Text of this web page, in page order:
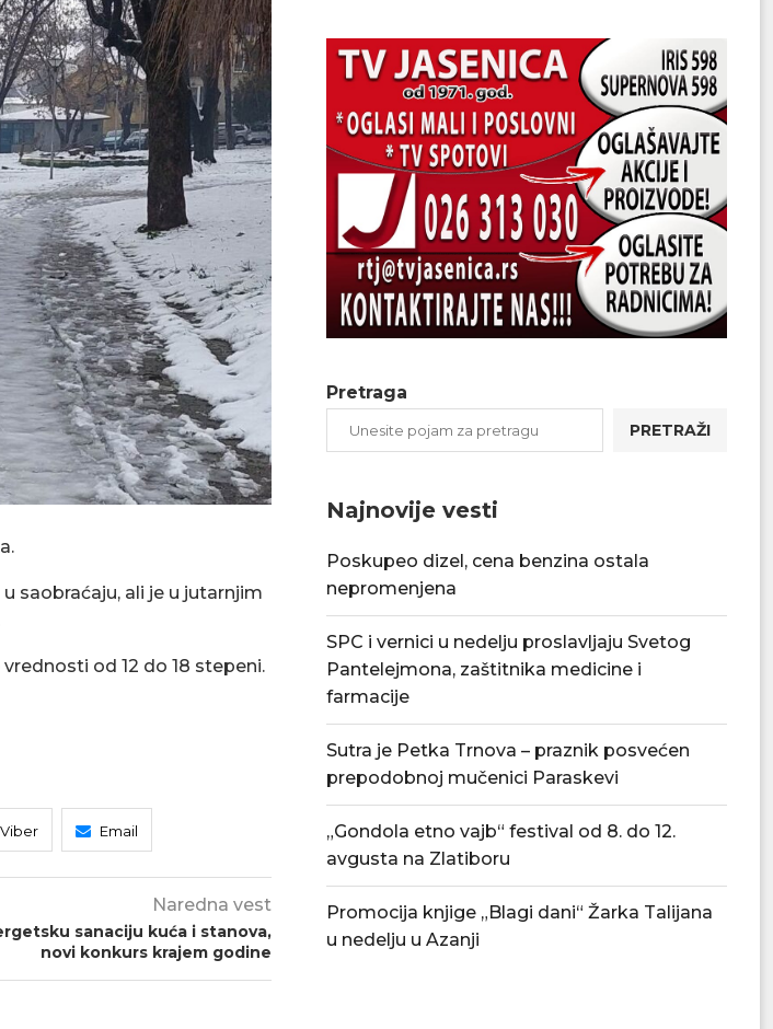
saobraćaju, ali je u jutarnjim
od 12 do 18 stepeni.
Viber Email
Naredna vest
sanaciju kuća i stanova,
novi konkurs krajem godine
Pretraga
PRETRAŽI
Najnovije vesti
Poskupeo dizel, cena benzina ostala
nepromenjena
SPC i vernici u nedelju proslavljaju Svetog
Pantelejmona, zaštitnika medicine i
farmacije
Sutra je Petka Trnova – praznik posvećen
prepodobnoj mučenici Paraskevi
„Gondola etno vajb“ festival od 8. do 12.
avgusta na Zlatiboru
Promocija knjige „Blagi dani“ Žarka Talijana
u nedelju u Azanji